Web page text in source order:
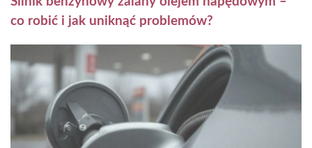
co robić i jak uniknąć problemów?